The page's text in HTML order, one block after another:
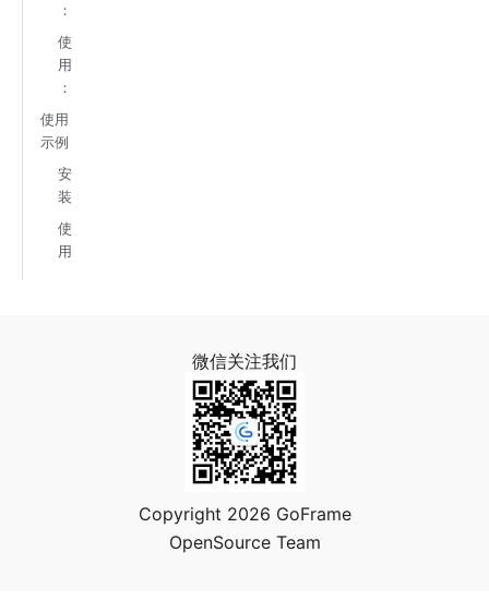
：
使
用
：
使用
示例
安
装
使
用
微信关注我们
Copyright 2026 GoFrame
OpenSource Team